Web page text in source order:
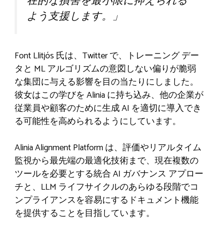
よう支援します。」
Font Llitjós 氏は、Twitter で、トレーニング デー
タと ML アルゴリズムの意図しない偏りが脆弱
な集団に与える影響を目の当たりにしました。
彼女はこの学びを Alinia に持ち込み、他の企業が
従業員や顧客のために生成 AI を適切に導入でき
る可能性を高められるようにしています。
Alinia Alignment Platform は、評価やリアルタイム
監視から最先端の最適化技術まで、現在複数の
ツールを必要とする統合 AI ガバナンス アプロー
チと、LLM ライフサイクルのあらゆる段階でコ
ンプライアンスを容易にするドキュメント機能
を提供することを目指しています。